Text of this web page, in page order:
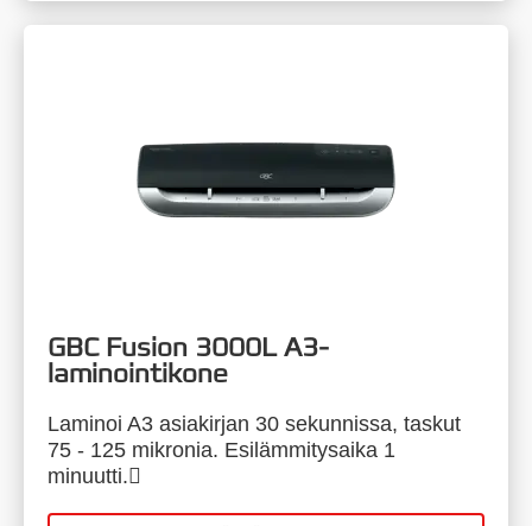
GBC Fusion 3000L A3-
laminointikone
Laminoi A3 asiakirjan 30 sekunnissa, taskut
75 - 125 mikronia. Esilämmitysaika 1
minuutti.